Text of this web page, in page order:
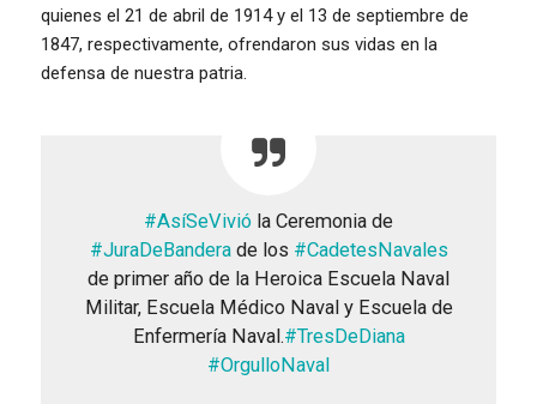
quienes el 21 de abril de 1914 y el 13 de septiembre de
1847, respectivamente, ofrendaron sus vidas en la
defensa de nuestra patria.
#AsíSeVivió la Ceremonia de
#JuraDeBanderade los #CadetesNavales
de primer año de la Heroica Escuela Naval
Militar, Escuela Médico Naval y Escuela de
Enfermería Naval.#TresDeDiana
#OrgulloNaval